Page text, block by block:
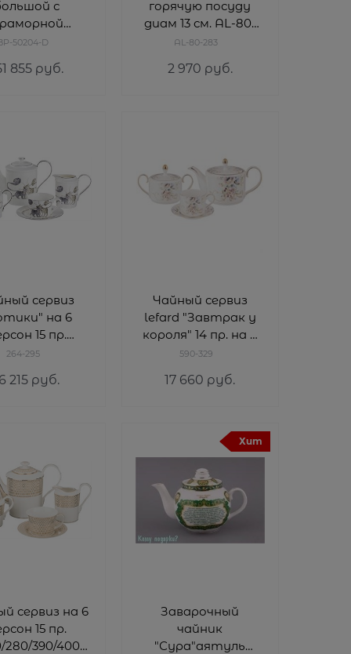
с
D
50204-D
855 руб.
горячую посуду
диам 13 см. AL-80-
283
AL-80-283
2 970 руб.
сервиз
на 6
15 пр.
350/400 мл
264-295
215 руб.
Чайный сервиз
lefard "Завтрак у
короля" 14 пр. на 6
пер.
590-329
17 660 руб.
сервиз на 6
15 пр.
280/390/400
Хит
Заварочный
чайник
"Сура"аятуль